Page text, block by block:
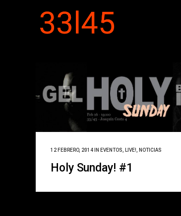
12 FEBRERO, 2014 IN EVENTOS LIVE! NOTICIAS
Holy Sunday! #1